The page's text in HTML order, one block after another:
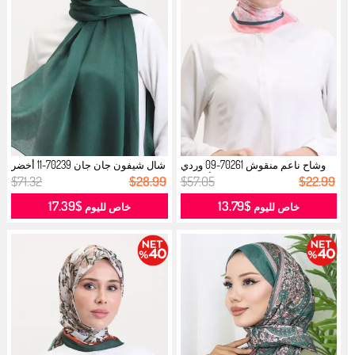
وشاح ناعم منقوش 70261-09 وردي
أخضر ...
$57.05 $22.99
خاص لليوم$13.79
شال شيفون جان جان 70239-11 أخضر
زمر...
$71.32 $28.99
خاص لليوم$17.39